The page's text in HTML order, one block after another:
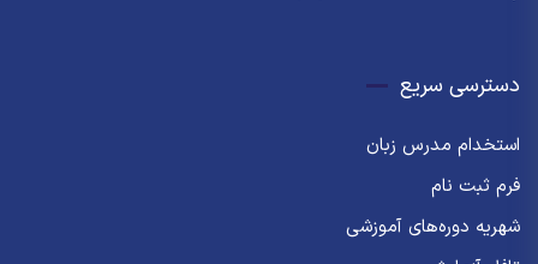
دسترسی سریع
استخدام مدرس زبان
فرم ثبت نام
شهریه دوره‌های آموزشی